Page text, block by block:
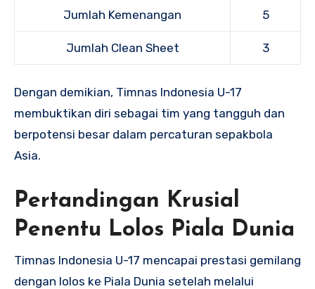
Jumlah Kemenangan 5
Jumlah Clean Sheet 3
Dengan demikian, Timnas Indonesia U-17
membuktikan diri sebagai tim yang tangguh dan
berpotensi besar dalam percaturan sepakbola
Asia.
Pertandingan Krusial
Penentu Lolos Piala Dunia
Timnas Indonesia U-17 mencapai prestasi gemilang
dengan lolos ke Piala Dunia setelah melalui